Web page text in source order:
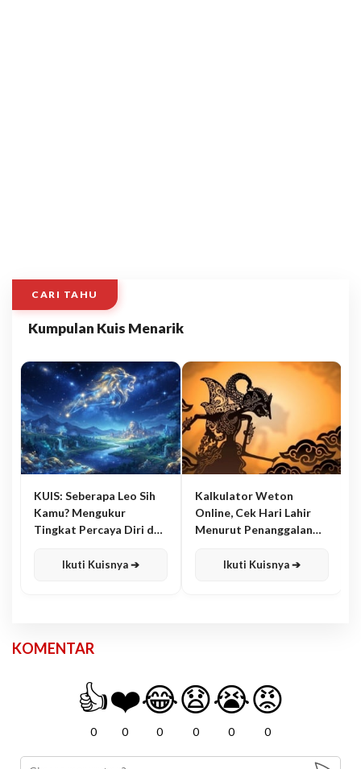
CARI TAHU
Kumpulan Kuis Menarik
KUIS: Seberapa Leo Sih
Kamu? Mengukur
Tingkat Percaya Diri dan
Ikuti Kuisnya ➔
Kalkulator Weton
Online, Cek Hari Lahir
Menurut Penanggalan
Ikuti Kuisnya ➔
KOMENTAR
👍
0
❤️
0
😂
0
😧
0
😭
0
😡
0